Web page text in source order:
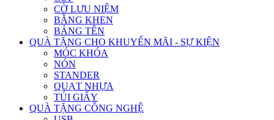
CỜ LƯU NIỆM
BẰNG KHEN
BẢNG TÊN
QUÀ TẶNG CHO KHUYẾN MÃI - SỰ KIỆN
MÓC KHÓA
NÓN
STANDER
QUẠT NHỰA
TÚI GIẤY
QUÀ TẶNG CÔNG NGHỆ